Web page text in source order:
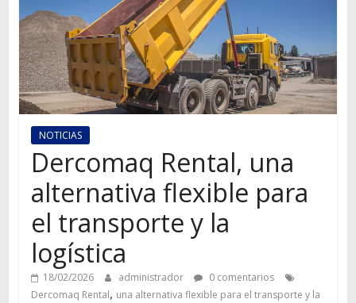
transporte
NOTICIAS
Dercomaq Rental, una
alternativa flexible para
el transporte y la
logística
18/02/2026 administrador
0 comentarios
Dercomaq Rental, una alternativa flexible para el transporte y la